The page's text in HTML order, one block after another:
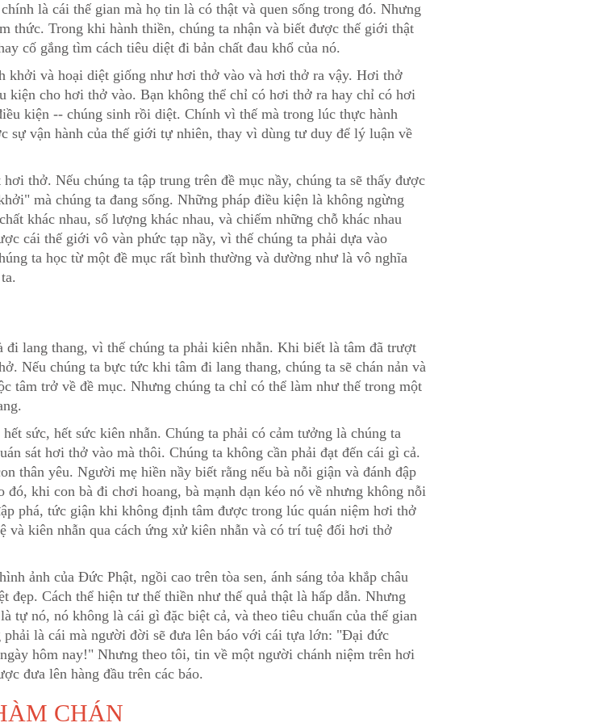
là cái thế gian mà họ tin là có thật và quen sống trong đó. Nhưng
thức. Trong khi hành thiền, chúng ta nhận và biết được thế giới thật
cố gắng tìm cách tiêu diệt đi bản chất đau khổ của nó.
khởi và hoại diệt giống như hơi thở vào và hơi thở ra vậy. Hơi thở
kiện cho hơi thở vào. Bạn không thể chỉ có hơi thở ra hay chỉ có hơi
kiện -- chúng sinh rồi diệt. Chính vì thế mà trong lúc thực hành
sự vận hành của thế giới tự nhiên, thay vì dùng tư duy để lý luận về
thở. Nếu chúng ta tập trung trên đề mục nầy, chúng ta sẽ thấy được
mà chúng ta đang sống. Những pháp điều kiện là không ngừng
khác nhau, số lượng khác nhau, và chiếm những chỗ khác nhau
cái thế giới vô vàn phức tạp nầy, vì thế chúng ta phải dựa vào
ta học từ một đề mục rất bình thường và dường như là vô nghĩa
lang thang, vì thế chúng ta phải kiên nhẫn. Khi biết là tâm đã trượt
Nếu chúng ta bực tức khi tâm đi lang thang, chúng ta sẽ chán nản và
tâm trở về đề mục. Nhưng chúng ta chỉ có thể làm như thế trong một
sức, hết sức kiên nhẫn. Chúng ta phải có cảm tưởng là chúng ta
sát hơi thở vào mà thôi. Chúng ta không cần phải đạt đến cái gì cả.
thân yêu. Người mẹ hiền nầy biết rằng nếu bà nỗi giận và đánh đập
khi con bà đi chơi hoang, bà mạnh dạn kéo nó về nhưng không nỗi
phá, tức giận khi không định tâm được trong lúc quán niệm hơi thở
và kiên nhẫn qua cách ứng xử kiên nhẫn và có trí tuệ đối hơi thở
ảnh của Đức Phật, ngồi cao trên tòa sen, ánh sáng tỏa khắp châu
Cách thể hiện tư thế thiền như thế quả thật là hấp dẫn. Nhưng
tự nó, nó không là cái gì đặc biệt cả, và theo tiêu chuẩn của thế gian
là cái mà người đời sẽ đưa lên báo với cái tựa lớn: "Đại đức
hôm nay!" Nhưng theo tôi, tin về một người chánh niệm trên hơi
đưa lên hàng đầu trên các báo.
CHÁN